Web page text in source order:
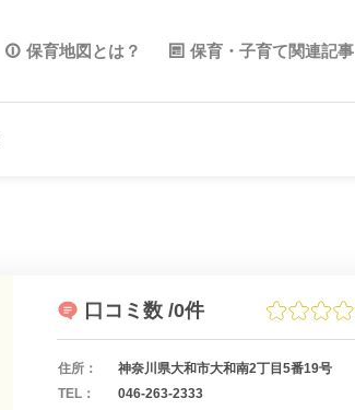
保育地図とは？ 保育・子育て関連記事
口コミ数 /0件
住所：
神奈川県大和市大和南2丁目5番19号
TEL：
046-263-2333